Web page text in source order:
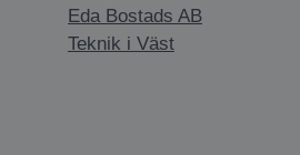
Eda Bostads AB
Teknik i Väst